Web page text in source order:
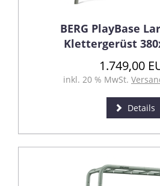
BERG PlayBase
Klettergerüst
1.749,00
inkl. 20 % MwSt.
Details